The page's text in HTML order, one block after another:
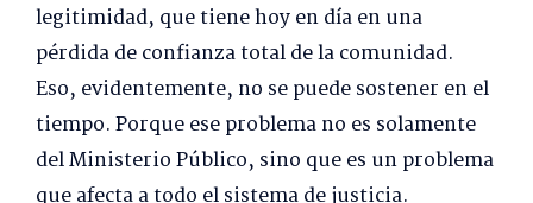
legitimidad, que tiene hoy en día en una
pérdida de confianza total de la comunidad.
Eso, evidentemente, no se puede sostener en el
tiempo. Porque ese problema no es solamente
del Ministerio Público, sino que es un problema
que afecta a todo el sistema de justicia.